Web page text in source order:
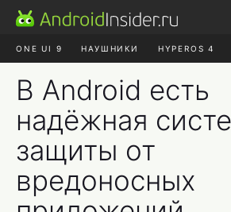
ONE UI 9 НАУШНИКИ HYPEROS 4
В Android есть
надёжная
защиты от
вредоносных